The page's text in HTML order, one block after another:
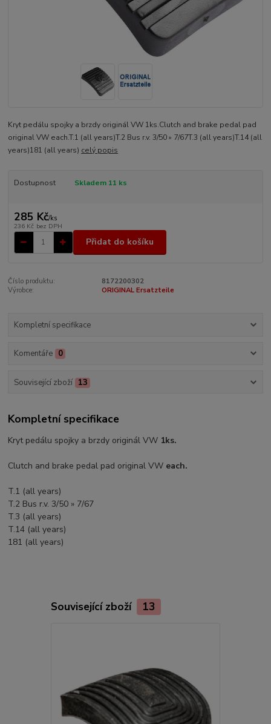
Kryt pedálu spojky a brzdy originál VW 1ks.Clutch and brake pedal pad
original VW each.T.1 (all years)T.2 Bus r.v. 3/50 » 7/67T.3 (all years)T.14 (all
years)181 (all years) celý popis
Dostupnost Skladem 11 ks
285 Kč/ks
236 Kč bez DPH
Přidat do košíku
Číslo produktu:
8172200302
Výrobce:
ORIGINAL Ersatzteile
Kompletní specifikace
Komentáře 0
Související zboží 13
Kompletní specifikace
Kryt pedálu spojky a brzdy originál VW 1ks.
Clutch and brake pedal pad original VW each.
T.1 (all years)
T.2 Bus r.v. 3/50 » 7/67
T.3 (all years)
T.14 (all years)
181 (all years)
Související zboží 13